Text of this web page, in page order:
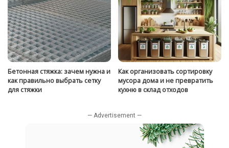
Бетонная стяжка: зачем нужна и
как правильно выбрать сетку
для стяжки
Как организовать сортировку
мусора дома и не превратить
кухню в склад отходов
— Advertisement —